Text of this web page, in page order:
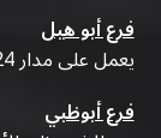
فرع أبو هيل
يعمل على مدار 24 ساعة
فرع أبوظبي